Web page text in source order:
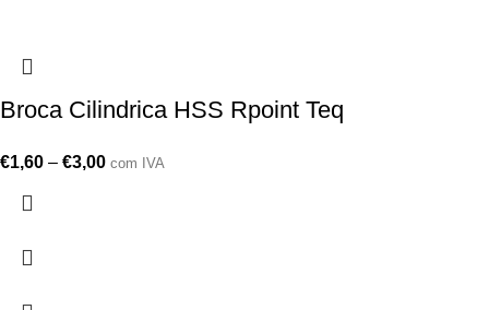
Broca Cilindrica HSS Rpoint Teq
€1,60 – €3,00 com IVA